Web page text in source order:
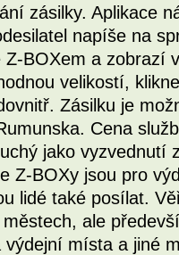
zásilky. Aplikace
napíše na
Z-BOXem a zobrazí
velikostí,
Zásilku je
Cena
jako vyzvednutí
Z-BOXy jsou pro
lidé také posílat.
ale
výdejní místa a jiné